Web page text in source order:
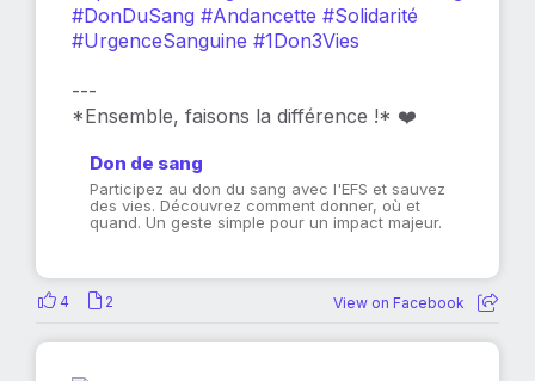
#DonDuSang #Andancette #Solidarité
#UrgenceSanguine #1Don3Vies
---
*Ensemble, faisons la différence !* ❤️
Don de sang
Participez au don du sang avec l'EFS et sauvez
des vies. Découvrez comment donner, où et
quand. Un geste simple pour un impact majeur.
4 2 View on Facebook